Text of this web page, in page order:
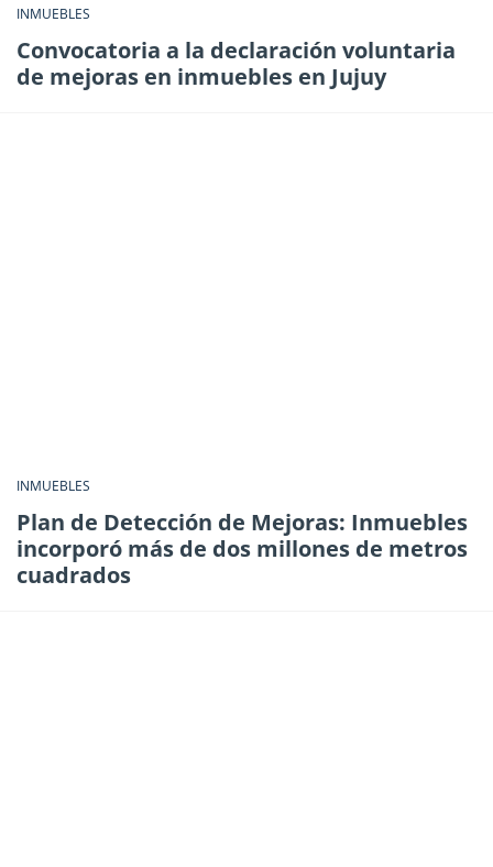
INMUEBLES
Convocatoria a la declaración voluntaria
de mejoras en inmuebles en Jujuy
INMUEBLES
Plan de Detección de Mejoras: Inmuebles
incorporó más de dos millones de metros
cuadrados